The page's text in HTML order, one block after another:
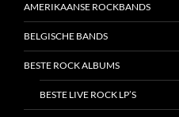
AMERIKAANSE ROCKBANDS
BELGISCHE BANDS
BESTE ROCK ALBUMS
BESTE LIVE ROCK LP’S